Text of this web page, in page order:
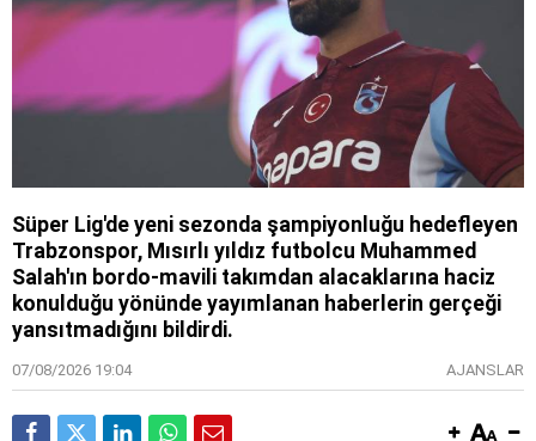
Süper Lig'de yeni sezonda şampiyonluğu hedefleyen
Trabzonspor, Mısırlı yıldız futbolcu Muhammed
Salah'ın bordo-mavili takımdan alacaklarına haciz
konulduğu yönünde yayımlanan haberlerin gerçeği
yansıtmadığını bildirdi.
07/08/2026 19:04 AJANSLAR